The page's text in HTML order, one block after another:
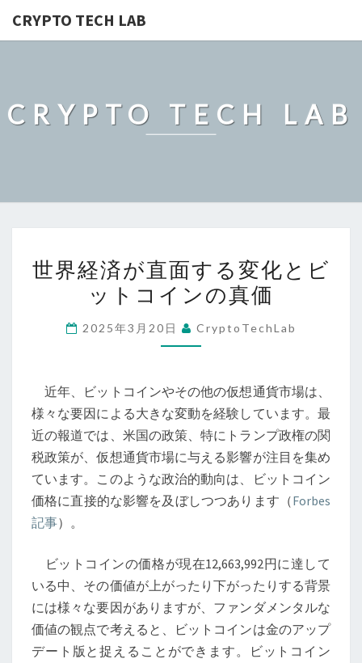
CRYPTO TECH LAB
CRYPTO TECH LAB
界
経
が
す
る
変
化
ビ
ト
コ
イ
ン
の
世界経済が直面する変化とビ
ットコインの真価
2025年3月20日 CryptoTechLab
近年、ビットコインやその他の仮想通貨市場は、
様々な要因による大きな変動を経験しています。最
近の報道では、米国の政策、特にトランプ政権の関
税政策が、仮想通貨市場に与える影響が注目を集め
ています。このような政治的動向は、ビットコイン
価格に直接的な影響を及ぼしつつあります（Forbes
記事）。
ビットコインの価格が現在12,663,992円に達して
いる中、その価値が上がったり下がったりする背景
には様々な要因がありますが、ファンダメンタルな
価値の観点で考えると、ビットコインは金のアップ
デート版と捉えることができます。ビットコイン